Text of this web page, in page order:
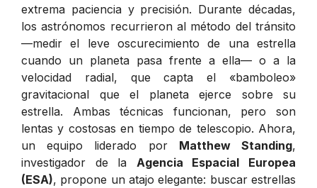
extrema paciencia y precisión. Durante décadas,
los astrónomos recurrieron al método del tránsito
—medir el leve oscurecimiento de una estrella
cuando un planeta pasa frente a ella— o a la
velocidad radial, que capta el «bamboleo»
gravitacional que el planeta ejerce sobre su
estrella. Ambas técnicas funcionan, pero son
lentas y costosas en tiempo de telescopio. Ahora,
un equipo liderado por Matthew Standing,
investigador de la Agencia Espacial Europea
(ESA), propone un atajo elegante: buscar estrellas